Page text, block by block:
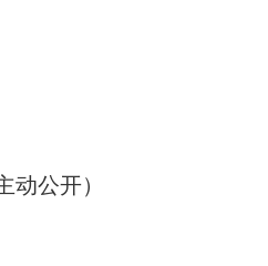
公开）